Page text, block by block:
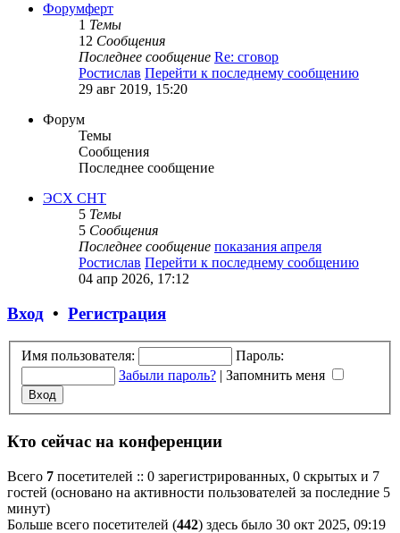
Форумферт
1 Темы
12 Сообщения
Последнее сообщение Re: сговор
Ростислав Перейти к последнему сообщению
29 авг 2019, 15:20
Форум
Темы
Сообщения
Последнее сообщение
ЭСХ СНТ
5 Темы
5 Сообщения
Последнее сообщение показания апреля
Ростислав Перейти к последнему сообщению
04 апр 2026, 17:12
Вход • Регистрация
Имя пользователя:
Пароль:
Забыли пароль? | Запомнить меня
Кто сейчас на конференции
Всего 7 посетителей :: 0 зарегистрированных, 0 скрытых и 7
гостей (основано на активности пользователей за последние 5
минут)
Больше всего посетителей (442) здесь было 30 окт 2025, 09:19